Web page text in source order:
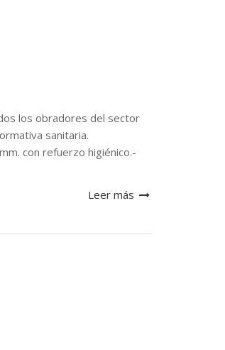
los obradores del sector
sanitaria.
con refuerzo higiénico.-
Leer más